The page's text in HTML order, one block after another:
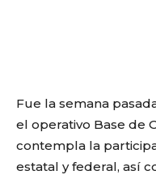
Fue la semana
el operativo Base de
contempla la
estatal y federal, así